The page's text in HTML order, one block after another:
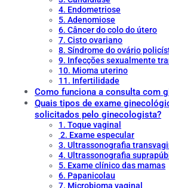
4. Endometriose
5. Adenomiose
6. Câncer do colo do útero
7. Cisto ovariano
8. Síndrome do ovário
9. Infecções sexualmente
10. Mioma uterino
11. Infertilidade
Como funciona a consulta com
Quais tipos de exame
solicitados pelo ginecologista?
1. Toque vaginal
2. Exame especular
3. Ultrassonografia
4. Ultrassonografia
5. Exame clínico das mamas
6. Papanicolau
7. Microbioma vaginal